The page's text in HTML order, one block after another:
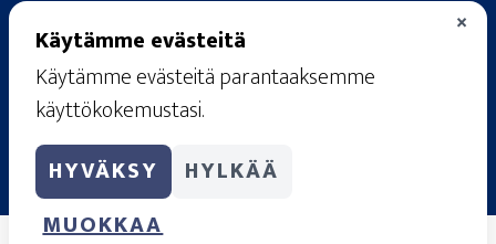
© 2026· Etelä-Karjalan kauppakamari ·
Raatimiehenkatu 20 A, 53100 Lappeenranta
rekisteriseloste ·käyttöehdot
· evästekäytännöt
×
Käytämme evästeitä
Käytämme evästeitä parantaaksemme
käyttökokemustasi.
HYVÄKSY
HYLKÄÄ
MUOKKAA